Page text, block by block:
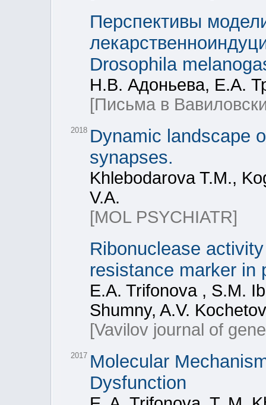
Перспективы
Drosophila
Н.В. Адоньева, Е.А.
[Письма в
2018 Dynamic landscape
synapses.
Khlebodarova T.M.,
V.A.
[MOL PSYCHIATR]
Ribonuclease
resistance marker in
E.A. Trifonova , S.M.
Shumny, A.V. Kochetov
[Vavilov journal of
2017 Molecular
Dysfunction